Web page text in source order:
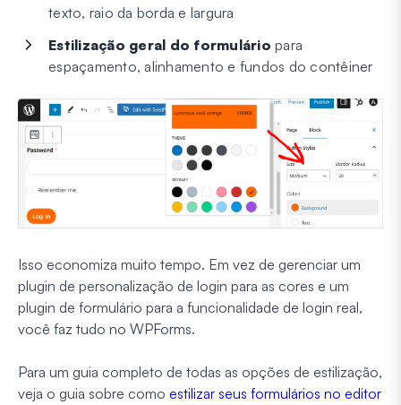
texto, raio da borda e largura
Estilização geral do formulário para
espaçamento, alinhamento e fundos do contêiner
Isso economiza muito tempo. Em vez de gerenciar um
plugin de personalização de login para as cores e um
plugin de formulário para a funcionalidade de login real,
você faz tudo no WPForms.
Para um guia completo de todas as opções de estilização,
veja o guia sobre como estilizar seus formulários no editor